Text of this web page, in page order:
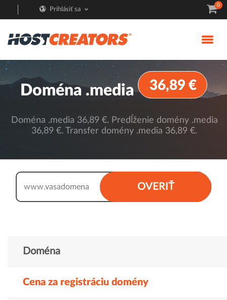
Prihlásiť sa
0
Doména .media 36,89 €
Doména .media 36,89 €. Predĺženie domény .media
36,89 €. Transfer domény .media 36,89 €.
OVERIŤ
www.
Doména
Cena za registráciu domény